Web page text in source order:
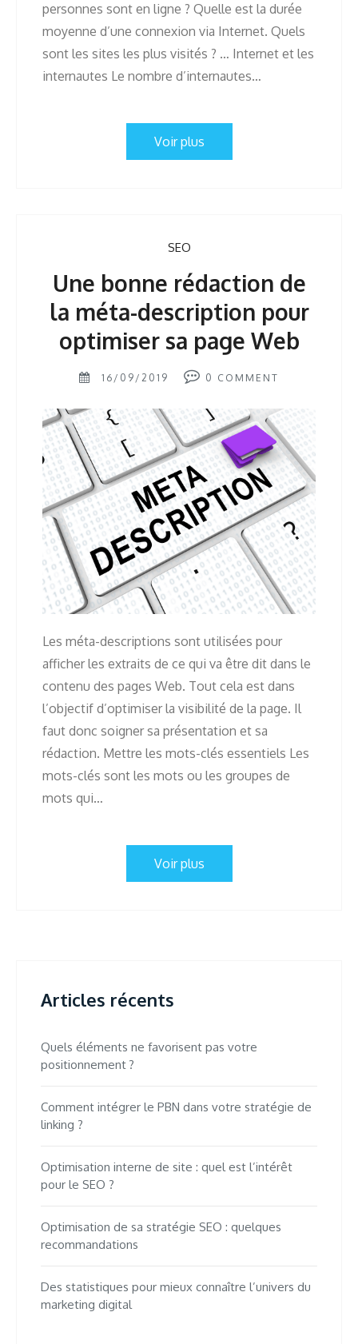
personnes sont en ligne ? Quelle est la durée
moyenne d’une connexion via Internet. Quels
sont les sites les plus visités ? … Internet et les
internautes Le nombre d’internautes…
Voir plus
SEO
Une bonne rédaction de
la méta-description pour
optimiser sa page Web
16/09/2019 0 COMMENT
Les méta-descriptions sont utilisées pour
afficher les extraits de ce qui va être dit dans le
contenu des pages Web. Tout cela est dans
l’objectif d’optimiser la visibilité de la page. Il
faut donc soigner sa présentation et sa
rédaction. Mettre les mots-clés essentiels Les
mots-clés sont les mots ou les groupes de
mots qui…
Voir plus
Articles récents
Quels éléments ne favorisent pas votre
positionnement ?
Comment intégrer le PBN dans votre stratégie de
linking ?
Optimisation interne de site : quel est l’intérêt
pour le SEO ?
Optimisation de sa stratégie SEO : quelques
recommandations
Des statistiques pour mieux connaître l’univers du
marketing digital